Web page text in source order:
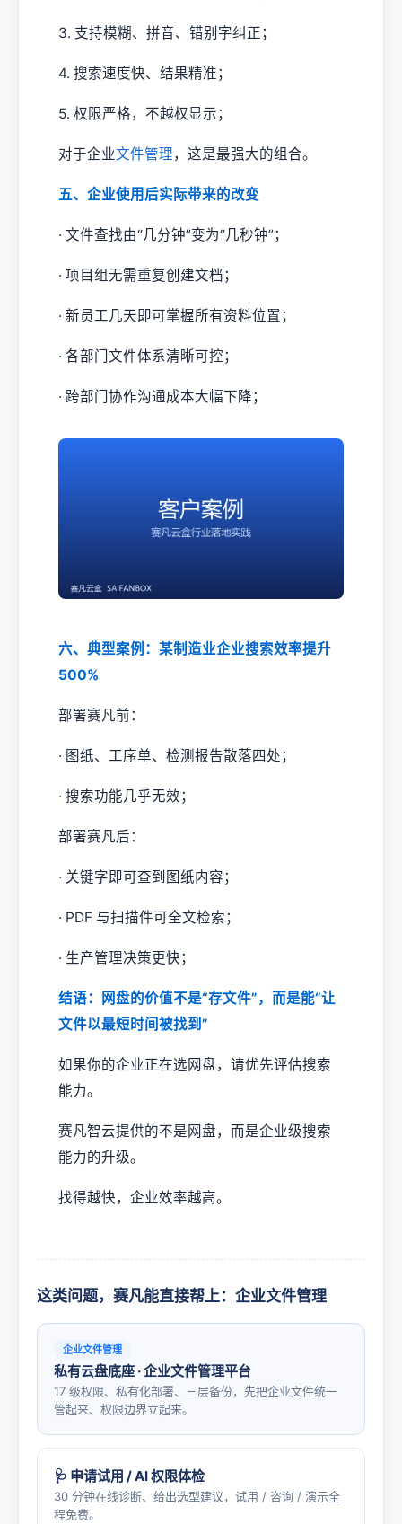
3. 支持模糊、拼音、错别字纠正；
4. 搜索速度快、结果精准；
5. 权限严格，不越权显示；
对于企业文件管理，这是最强大的组合。
五、企业使用后实际带来的改变
· 文件查找由“几分钟”变为“几秒钟”；
· 项目组无需重复创建文档；
· 新员工几天即可掌握所有资料位置；
· 各部门文件体系清晰可控；
· 跨部门协作沟通成本大幅下降；
六、典型案例：某制造业企业搜索效率提升
500%
部署赛凡前：
· 图纸、工序单、检测报告散落四处；
· 搜索功能几乎无效；
部署赛凡后：
· 关键字即可查到图纸内容；
· PDF 与扫描件可全文检索；
· 生产管理决策更快；
结语：网盘的价值不是“存文件”，而是能“让
文件以最短时间被找到”
如果你的企业正在选网盘，请优先评估搜索
能力。
赛凡智云提供的不是网盘，而是企业级搜索
能力的升级。
找得越快，企业效率越高。
这类问题，赛凡能直接帮上：企业文件管理
企业文件管理
私有云盘底座 · 企业文件管理平台
17 级权限、私有化部署、三层备份，先把企业文件统一
管起来、权限边界立起来。
🩺 申请试用 / AI 权限体检
30 分钟在线诊断、给出选型建议，试用 / 咨询 / 演示全
程免费。